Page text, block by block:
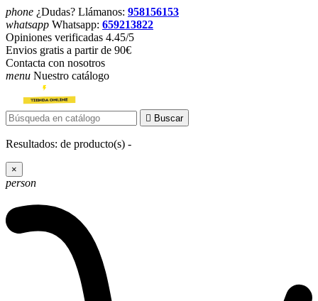
phone ¿Dudas? Llámanos: 958156153
whatsapp Whatsapp: 659213822
Opiniones verificadas 4.45/5
Envios gratis a partir de 90€
Contacta con nosotros
menu Nuestro catálogo
 Buscar
Resultados: de producto(s) -
×
person